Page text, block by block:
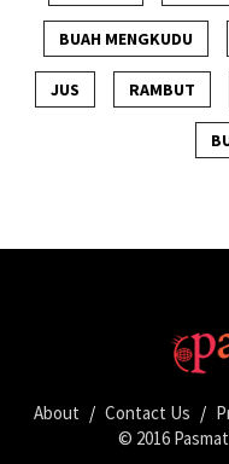
BUAH MENGKUDU
JUS RAMBUT
About / Contact Us /
© 2016